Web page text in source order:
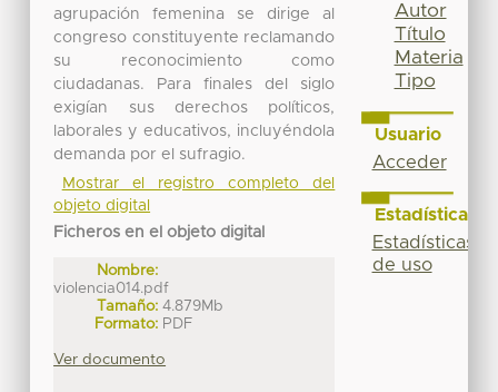
agrupación femenina se dirige al
congreso constituyente reclamando
su reconocimiento como
ciudadanas. Para finales del siglo
exigían sus derechos políticos,
laborales y educativos, incluyéndola
demanda por el sufragio.
Mostrar el registro completo del
objeto digital
Ficheros en el objeto digital
Nombre:
violencia014.pdf
Tamaño: 4.879Mb
Formato: PDF
Ver documento
Autor
Título
Materia
Tipo
Usuario
Acceder
Estadísticas
Estadísticas
de uso